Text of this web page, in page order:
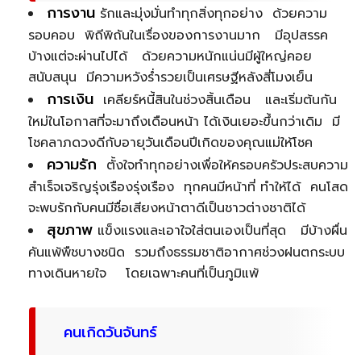
การงาน รักและมุ่งมั่นทำทุกสิ่งทุกอย่าง ด้วยความ
รอบคอบ พิถีพิถันในเรื่องของการงานมาก มีอุปสรรค
บ้างแต่จะผ่านไปได้ ด้วยความหนักแน่นมีผู้ใหญ่คอย
สนับสนุน มีความหวังร่ำรวยเป็นเศรษฐีหลังสี่โมงเย็น
การเงิน เคลียร์หนี้สินในช่วงสิ้นเดือน และเริ่มต้นกัน
ใหม่ในโอกาสที่จะมาถึงเดือนหน้า ได้เงินเยอะขึ้นกว่าเดิม มี
โชคลาภดวงดีกับอายุวันเดือนปีเกิดของคุณแม่ให้โชค
ความรัก ตั้งใจทำทุกอย่างเพื่อให้ครอบครัวประสบความ
สำเร็จเจริญรุ่งเรืองรุ่งเรือง ทุกคนมีหน้าที่ ทำให้ได้ คนโสด
จะพบรักกับคนมีชื่อเสียงหน้าตาดีเป็นชาวต่างชาติได้
สุขภาพ แข็งแรงและเอาใจใส่ตนเองเป็นที่สุด มีบ้างผื่น
คันแพ้พืชบางชนิด รวมถึงธรรมชาติอากาศช่วงฝนตกระบบ
ทางเดินหายใจ โดยเฉพาะคนที่เป็นภูมิแพ้
คนเกิดวันจันทร์